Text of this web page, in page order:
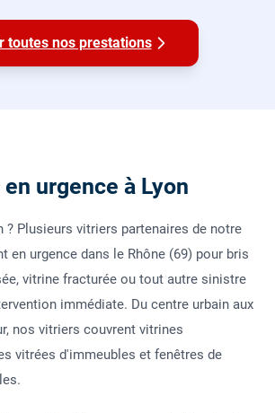
toutes nos prestations
urgence à Lyon
? Plusieurs vitriers partenaires de notre
en urgence dans le Rhône (69) pour bris
vitrine fracturée ou tout autre sinistre
immédiate. Du centre urbain aux
nos vitriers couvrent vitrines
vitrées d'immeubles et fenêtres de